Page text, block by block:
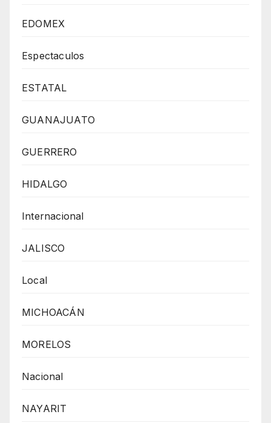
EDOMEX
Espectaculos
ESTATAL
GUANAJUATO
GUERRERO
HIDALGO
Internacional
JALISCO
Local
MICHOACÁN
MORELOS
Nacional
NAYARIT